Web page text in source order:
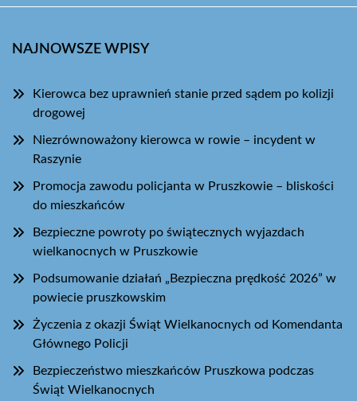
NAJNOWSZE WPISY
Kierowca bez uprawnień stanie przed sądem po kolizji
drogowej
Niezrównoważony kierowca w rowie – incydent w
Raszynie
Promocja zawodu policjanta w Pruszkowie – bliskości
do mieszkańców
Bezpieczne powroty po świątecznych wyjazdach
wielkanocnych w Pruszkowie
Podsumowanie działań „Bezpieczna prędkość 2026” w
powiecie pruszkowskim
Życzenia z okazji Świąt Wielkanocnych od Komendanta
Głównego Policji
Bezpieczeństwo mieszkańców Pruszkowa podczas
Świąt Wielkanocnych